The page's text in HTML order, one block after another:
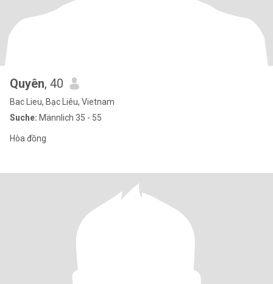
Quyên, 40
Bac Lieu, Bạc Liêu, Vietnam
Suche: Männlich 35 - 55
Hòa đồng